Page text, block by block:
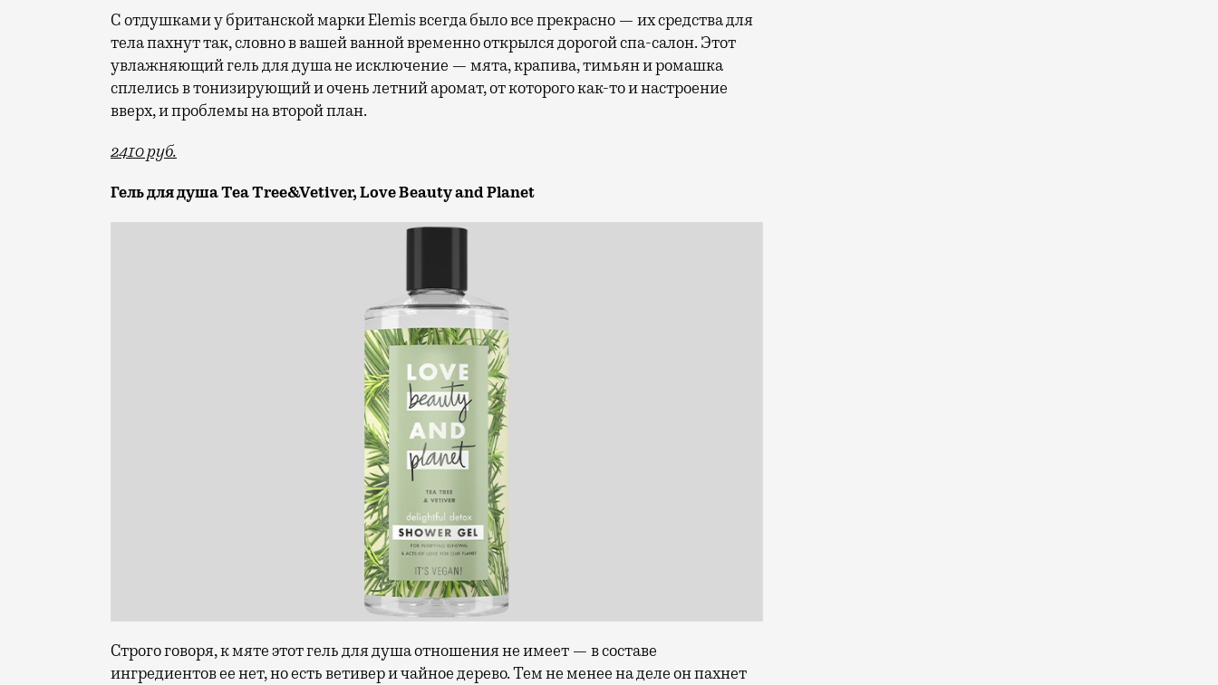
С отдушками у британской марки Elemis всегда было все прекрасно — их средства для
тела пахнут так, словно в вашей ванной временно открылся дорогой спа-салон. Этот
увлажняющий гель для душа не исключение — мята, крапива, тимьян и ромашка
сплелись в тонизирующий и очень летний аромат, от которого как-то и настроение
вверх, и проблемы на второй план.
2410 руб.
Гель для душа Tea Tree&Vetiver, Love Beauty and Planet
Строго говоря, к мяте этот гель для душа отношения не имеет — в составе
ингредиентов ее нет, но есть ветивер и чайное дерево. Тем не менее на деле он пахнет